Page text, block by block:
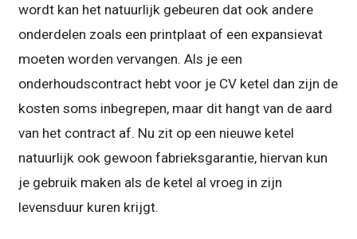
wordt kan het natuurlijk gebeuren dat ook andere
onderdelen zoals een printplaat of een expansievat
moeten worden vervangen. Als je een
onderhoudscontract hebt voor je CV ketel dan zijn de
kosten soms inbegrepen, maar dit hangt van de aard
van het contract af. Nu zit op een nieuwe ketel
natuurlijk ook gewoon fabrieksgarantie, hiervan kun
je gebruik maken als de ketel al vroeg in zijn
levensduur kuren krijgt.